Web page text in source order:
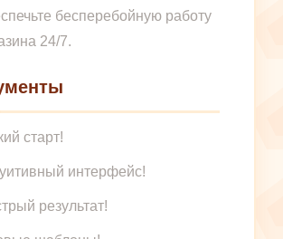
бесперебойную работу
24/7.
старт!
интерфейс!
результат!